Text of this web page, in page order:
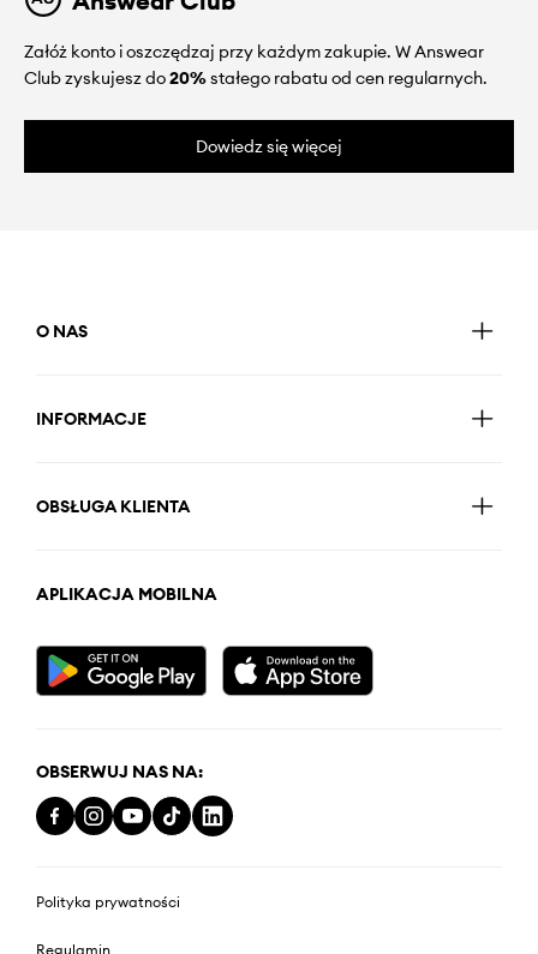
Załóż konto i oszczędzaj przy każdym zakupie. W Answear
Club zyskujesz do20%stałego rabatu od cen regularnych.
Dowiedz się więcej
O NAS
INFORMACJE
OBSŁUGA KLIENTA
APLIKACJA MOBILNA
OBSERWUJ NAS NA:
Polityka prywatności
Regulamin